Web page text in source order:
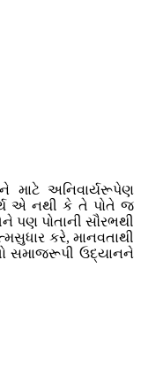
માટે અનિવાર્યરૂપેણ
એ નથી કે તે પોતે જ
પણ પોતાની સૌરભથી
કરે, માનવતાથી
સમાજરૂપી ઉદ્યાનને